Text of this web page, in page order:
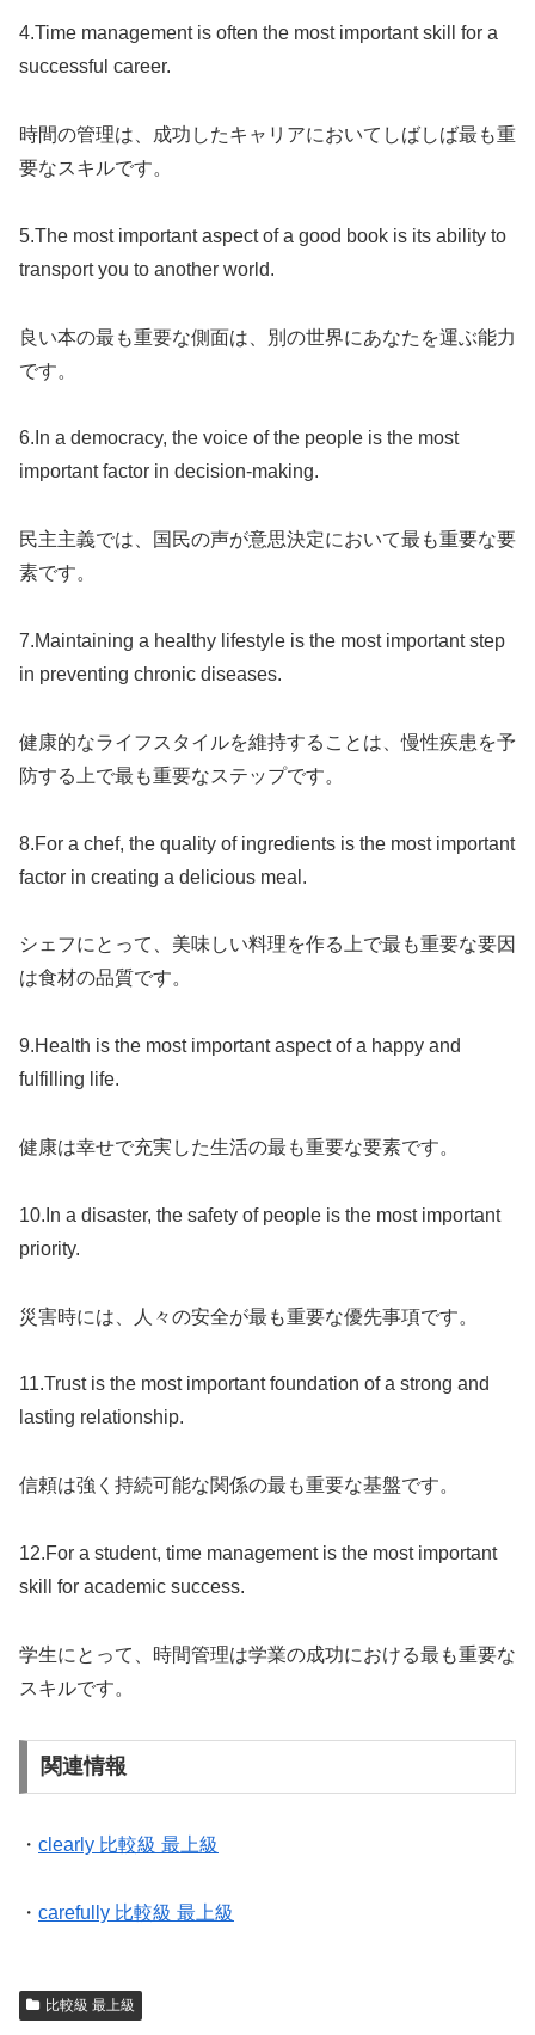
4.Time management is often the most important skill for a
successful career.
時間の管理は、成功したキャリアにおいてしばしば最も重
要なスキルです。
5.The most important aspect of a good book is its ability to
transport you to another world.
良い本の最も重要な側面は、別の世界にあなたを運ぶ能力
です。
6.In a democracy, the voice of the people is the most
important factor in decision-making.
民主主義では、国民の声が意思決定において最も重要な要
素です。
7.Maintaining a healthy lifestyle is the most important step
in preventing chronic diseases.
健康的なライフスタイルを維持することは、慢性疾患を予
防する上で最も重要なステップです。
8.For a chef, the quality of ingredients is the most important
factor in creating a delicious meal.
シェフにとって、美味しい料理を作る上で最も重要な要因
は食材の品質です。
9.Health is the most important aspect of a happy and
fulfilling life.
健康は幸せで充実した生活の最も重要な要素です。
10.In a disaster, the safety of people is the most important
priority.
災害時には、人々の安全が最も重要な優先事項です。
11.Trust is the most important foundation of a strong and
lasting relationship.
信頼は強く持続可能な関係の最も重要な基盤です。
12.For a student, time management is the most important
skill for academic success.
学生にとって、時間管理は学業の成功における最も重要な
スキルです。
関連情報
・ clearly 比較級 最上級
・ carefully 比較級 最上級
比較級 最上級